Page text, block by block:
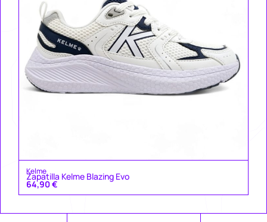
Kelme
Zapatilla Kelme Blazing Evo
64,90€